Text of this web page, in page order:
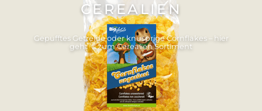
CEREALIEN
Gepufftes Getreide oder knusprige Cornflakes – hier
geht´s zum Cerealien Sortiment